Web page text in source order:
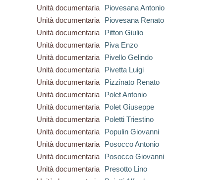
Unità documentaria
Piovesana Antonio
Unità documentaria
Piovesana Renato
Unità documentaria
Pitton Giulio
Unità documentaria
Piva Enzo
Unità documentaria
Pivello Gelindo
Unità documentaria
Pivetta Luigi
Unità documentaria
Pizzinato Renato
Unità documentaria
Polet Antonio
Unità documentaria
Polet Giuseppe
Unità documentaria
Poletti Triestino
Unità documentaria
Populin Giovanni
Unità documentaria
Posocco Antonio
Unità documentaria
Posocco Giovanni
Unità documentaria
Presotto Lino